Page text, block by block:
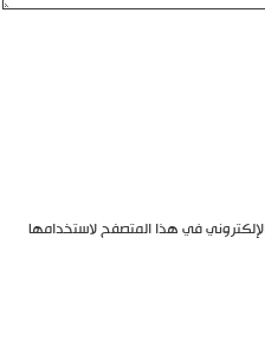
في هذا المتصفح لاستخدامها